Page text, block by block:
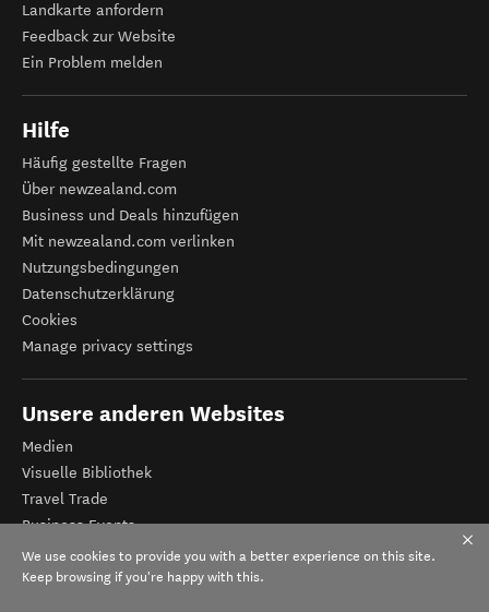
Landkarte anfordern
Feedback zur Website
Ein Problem melden
Hilfe
Häufig gestellte Fragen
Über newzealand.com
Business und Deals hinzufügen
Mit newzealand.com verlinken
Nutzungsbedingungen
Datenschutzerklärung
Cookies
Manage privacy settings
Unsere anderen Websites
Medien
Visuelle Bibliothek
Travel Trade
Business Events
Tourismus Neuseeland
Veranstalter-Registrierung
We use cookies to provide you with a better experience on this site.
Keep browsing if you're happy with this.